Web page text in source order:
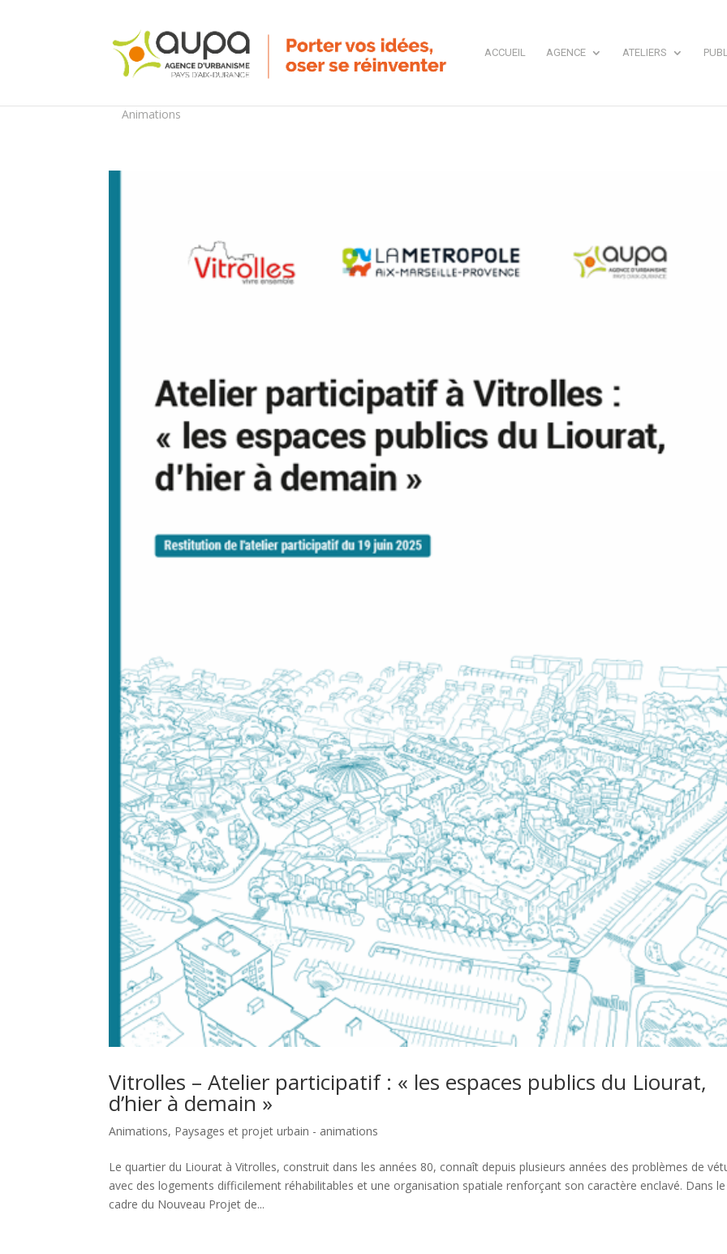
ACCUEIL AGENCE ATELIERS
Animations
Vitrolles – Atelier participatif : « les espaces publics du Liourat,
d’hier à demain »
Animations, Paysages et projet urbain - animations
Le quartier du Liourat à Vitrolles, construit dans les années 80, connaît depuis plusieurs années des problèmes de
avec des logements difficilement réhabilitables et une organisation spatiale renforçant son caractère enclavé. Dans le
cadre du Nouveau Projet de...